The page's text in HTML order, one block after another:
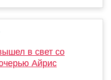
в свет со
Айрис